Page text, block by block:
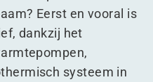
Eerst en vooral is
dankzij het
systeem in